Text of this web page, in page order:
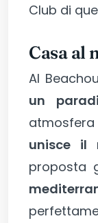
Club di
Casa al
Al
un
atmosfera
unisce il
proposta